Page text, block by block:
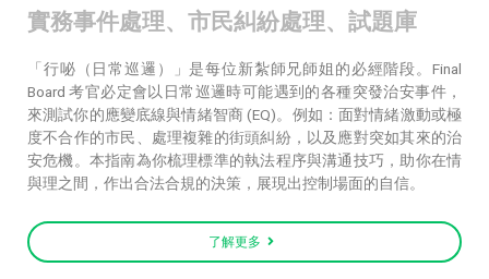
實務事件處理、市民糾紛處理、試題庫
「行咇（日常巡邏）」是每位新紮師兄師姐的必經階段。Final
Board 考官必定會以日常巡邏時可能遇到的各種突發治安事件，
來測試你的應變底線與情緒智商 (EQ)。例如：面對情緒激動或極
度不合作的市民、處理複雜的街頭糾紛，以及應對突如其來的治
安危機。本指南為你梳理標準的執法程序與溝通技巧，助你在情
與理之間，作出合法合規的決策，展現出控制場面的自信。
了解更多